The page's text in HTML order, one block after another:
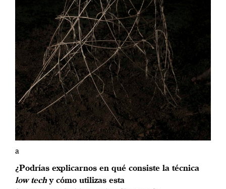
a
¿Podrías explicarnos en qué consiste la técnica
low tech y cómo utilizas esta